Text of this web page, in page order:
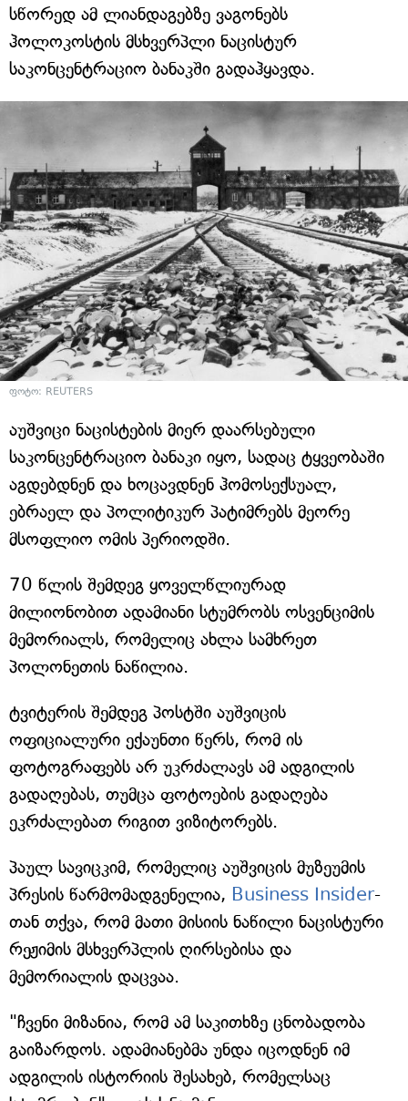
სწორედ ამ ლიანდაგებზე ვაგონებს
ჰოლოკოსტის მსხვერპლი ნაცისტურ
საკონცენტრაციო ბანაკში გადაჰყავდა.
ფოტო: REUTERS
აუშვიცი ნაცისტების მიერ დაარსებული
საკონცენტრაციო ბანაკი იყო, სადაც ტყვეობაში
აგდებდნენ და ხოცავდნენ ჰომოსექსუალ,
ებრაელ და პოლიტიკურ პატიმრებს მეორე
მსოფლიო ომის პერიოდში.
70 წლის შემდეგ ყოველწლიურად
მილიონობით ადამიანი სტუმრობს ოსვენციმის
მემორიალს, რომელიც ახლა სამხრეთ
პოლონეთის ნაწილია.
ტვიტერის შემდეგ პოსტში აუშვიცის
ოფიციალური ექაუნთი წერს, რომ ის
ფოტოგრაფებს არ უკრძალავს ამ ადგილის
გადაღებას, თუმცა ფოტოების გადაღება
ეკრძალებათ რიგით ვიზიტორებს.
პაულ სავიცკიმ, რომელიც აუშვიცის მუზეუმის
პრესის წარმომადგენელია, Business Insider-
თან თქვა, რომ მათი მისიის ნაწილი ნაცისტური
რეჟიმის მსხვერპლის ღირსებისა და
მემორიალის დაცვაა.
"ჩვენი მიზანია, რომ ამ საკითხზე ცნობადობა
გაიზარდოს. ადამიანებმა უნდა იცოდნენ იმ
ადგილის ისტორიის შესახებ, რომელსაც